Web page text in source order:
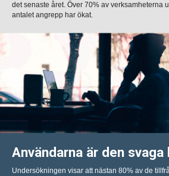
det senaste året. Över 70% av verksamheterna
antalet angrepp har ökat.
Användarna är den svaga
Undersökningen visar att nästan 80% av de